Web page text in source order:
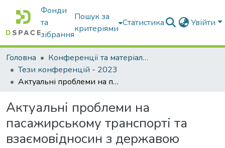
Фонди
та
зібрання
Пошук за
критеріями
Статистика Увійти
Головна
Конференції та матеріали конференцій
Тези конференцій - 2023
Актуальні проблеми на пасажирському транспорті та взаємовідносин з державою
Актуальні проблеми на
пасажирському транспорті та
взаємовідносин з державою